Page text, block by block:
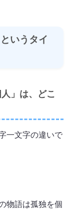
いうタイ
」は、どこ
一文字の違いで
物語は孤独を個